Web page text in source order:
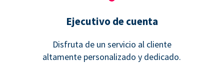
Ejecutivo de cuenta
Disfruta de un servicio al cliente
altamente personalizado y dedicado.